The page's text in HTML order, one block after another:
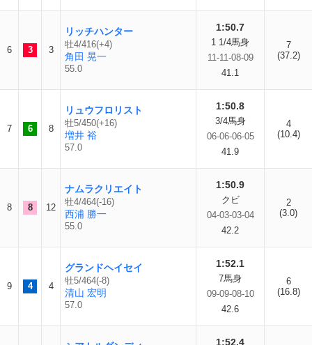
6 3 3
リッチハンター
牡4/416(+4)
角田 晃一
55.0
1:50.7
1 1/4馬身
11-11-08-09
41.1
7
(37.2)
7 6 8
リュウフロリスト
牡5/450(+16)
増井 裕
57.0
1:50.8
3/4馬身
06-06-06-05
41.9
4
(10.4)
8 8 12
ナムラクリエイト
牡4/464(-16)
西浦 勝一
55.0
1:50.9
クビ
04-03-03-04
42.2
2
(3.0)
9 4 4
グランドヘイセイ
牡5/464(-8)
清山 宏明
57.0
1:52.1
7馬身
09-09-08-10
42.6
6
(16.8)
1:52.4